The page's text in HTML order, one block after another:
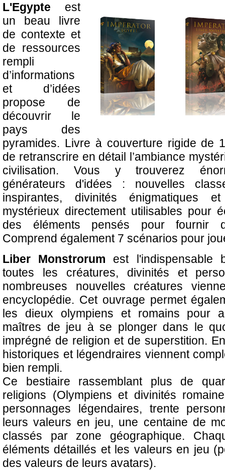
L'Egypte est
un beau livre
de contexte et
de ressources
rempli
d’informations
et d’idées
propose de
découvrir le
pays des
pyramides. Livre à couverture rigide de
de retranscrire en détail l’ambiance
civilisation. Vous y trouverez
générateurs d'idées : nouvelles
inspirantes, divinités énigmatiques
mystérieux directement utilisables pour
des éléments pensés pour fournir
Comprend également 7 scénarios pour
Liber Monstrorum est l'indispensable
toutes les créatures, divinités et
nombreuses nouvelles créatures
encyclopédie. Cet ouvrage permet
les dieux olympiens et romains pour
maîtres de jeu à se plonger dans le
imprégné de religion et de superstition.
historiques et légendraires viennent
bien rempli.
Ce bestiaire rassemblant plus de
religions (Olympiens et divinités
personnages légendaires, trente
leurs valeurs en jeu, une centaine de
classés par zone géographique.
éléments détaillés et les valeurs en jeu
des valeurs de leurs avatars).